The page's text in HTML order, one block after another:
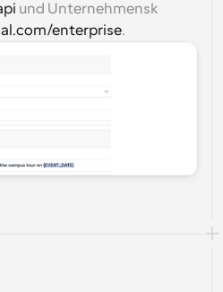
und Unternehmensk
enterprise.